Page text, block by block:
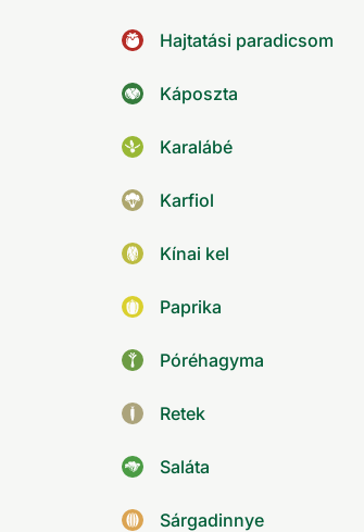
Hajtatási paradicsom
Káposzta
Karalábé
Karfiol
Kínai kel
Paprika
Póréhagyma
Retek
Saláta
Sárgadinnye